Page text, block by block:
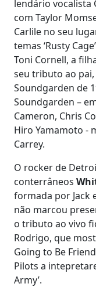
lendário vocalista
com Taylor
Carlile no seu
temas ‘Rusty
Toni Cornell, a
seu tributo ao
Soundgarden de
Soundgarden –
Cameron, Chris
Hiro Yamamoto -
Carrey.
O rocker de
conterrâneos
formada por Jack
não marcou
o tributo ao vivo
Rodrigo, que
Going to Be
Pilots a
Army’.